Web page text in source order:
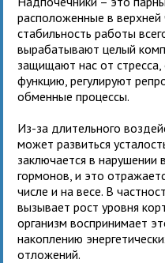
расположенные в верхней
стабильность работы
вырабатывают целый
защищают нас от
функцию, регулируют
обменные процессы.
Из-за длительного
может развиться
заключается в
гормонов, и это
числе и на весе. В
вызывает рост уровня
организм воспринимает
накоплению
отложений.